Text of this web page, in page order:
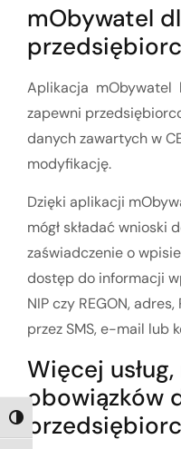
TOGGLE HIGH CONTRAST
mObywatel
Aplikacja mObywatel
zapewni
danych zawartych w
modyfikację.
Dzięki aplikacji
mógł składać wnioski
zaświadczenie o
dostęp do informacji
NIP czy REGON,
przez SMS, e-mail lub
Więcej
obowiązków